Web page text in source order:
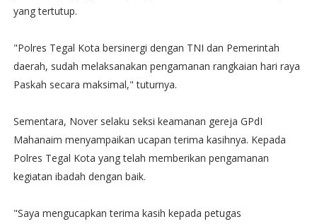
yang tertutup.
"Polres Tegal Kota bersinergi dengan TNI dan Pemerintah
daerah, sudah melaksanakan pengamanan rangkaian hari raya
Paskah secara maksimal," tuturnya.
Sementara, Nover selaku seksi keamanan gereja GPdI
Mahanaim menyampaikan ucapan terima kasihnya. Kepada
Polres Tegal Kota yang telah memberikan pengamanan
kegiatan ibadah dengan baik.
"Saya mengucapkan terima kasih kepada petugas